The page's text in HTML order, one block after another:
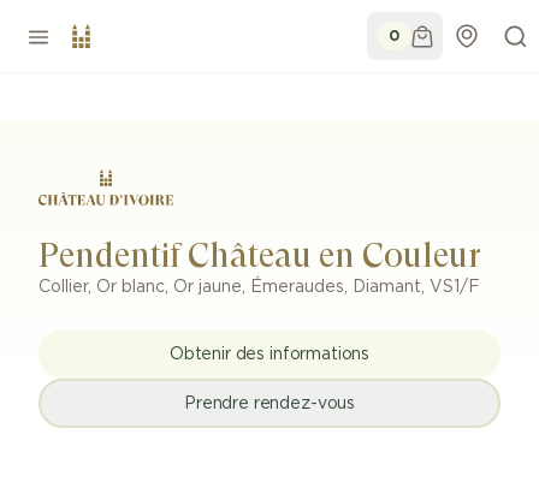
0
Pendentif Château en Couleur
Collier, Or blanc, Or jaune, Émeraudes, Diamant, VS1/F
Obtenir des informations
Prendre rendez-vous